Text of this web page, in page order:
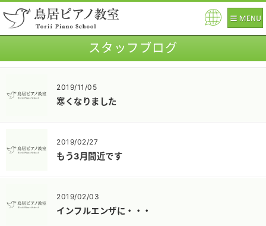
スタッフブログ
2019/11/05
寒くなりました
2019/02/27
もう3月間近です
2019/02/03
インフルエンザに・・・